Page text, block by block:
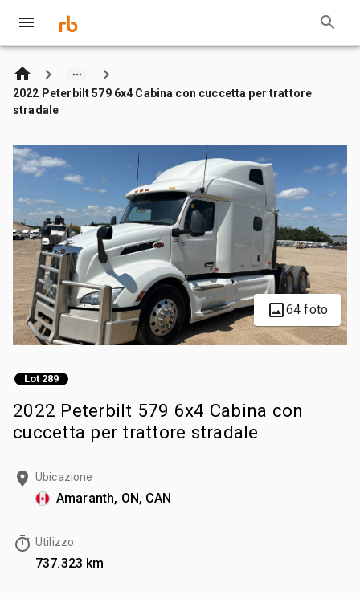
2022 Peterbilt 579 6x4 Cabina con cuccetta per trattore
stradale
64 foto
Lot 289
2022 Peterbilt 579 6x4 Cabina con
cuccetta per trattore stradale
Ubicazione
Amaranth, ON, CAN
Utilizzo
737.323 km